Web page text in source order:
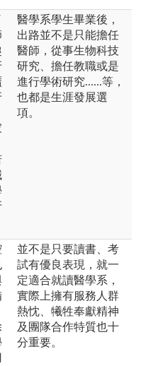
醫學系學生畢業後，
出路並不是只能擔任
醫師，從事生物科技
研究、擔任教職或是
進行學術研究......等，
也都是生涯發展選
項。
並不是只要讀書、考
試有優良表現，就一
定適合就讀醫學系，
實際上擁有服務人群
熱忱、犧牲奉獻精神
及團隊合作特質也十
分重要。